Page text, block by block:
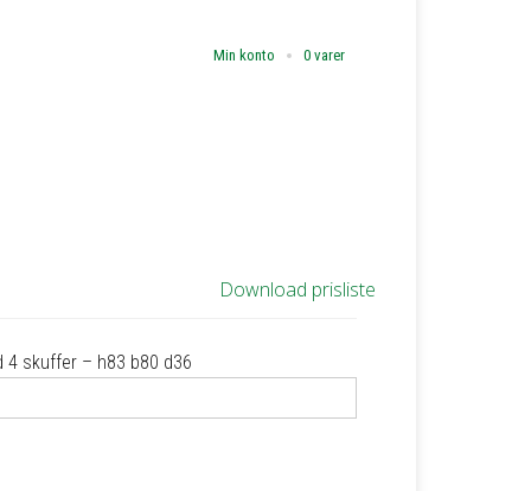
Min konto 0 varer
Download prisliste
4 skuffer – h83 b80 d36